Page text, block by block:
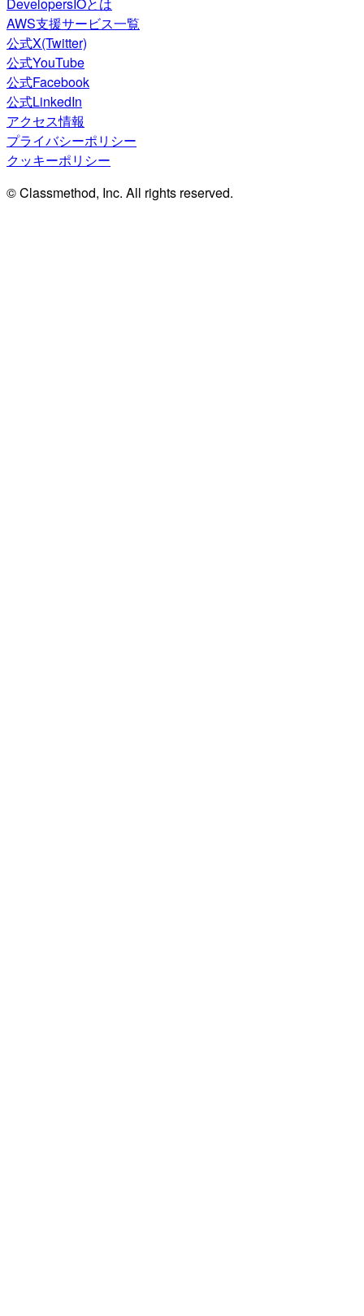
AWS支援サービス一覧
公式X(Twitter)
公式YouTube
公式Facebook
公式LinkedIn
アクセス情報
プライバシーポリシー
クッキーポリシー
© Classmethod, Inc. All rights reserved.